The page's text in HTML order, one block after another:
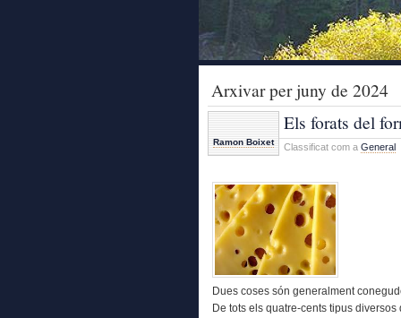
Arxivar per juny de 2024
Ramon Boixet
Els forats del
Classificat com a General
Dues coses són generalment
De tots els quatre-cents tipus